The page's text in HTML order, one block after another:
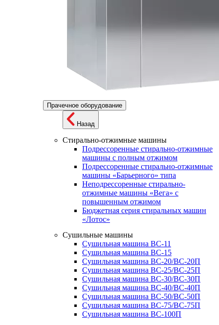
Прачечное оборудование
Назад
Стирально-отжимные машины
Подрессоренные стирально-отжимные
машины с полным отжимом
Подрессоренные стирально-отжимные
машины «Барьерного» типа
Неподрессоренные стирально-
отжимные машины «Вега» с
повышенным отжимом
Бюджетная серия стиральных машин
«Лотос»
Сушильные машины
Сушильная машина ВС-11
Сушильная машина ВС-15
Сушильная машина ВС-20/ВС-20П
Сушильная машина ВС-25/ВС-25П
Сушильная машина ВС-30/ВС-30П
Сушильная машина ВС-40/ВС-40П
Сушильная машина ВС-50/ВС-50П
Сушильная машина ВС-75/ВС-75П
Сушильная машина ВС-100П